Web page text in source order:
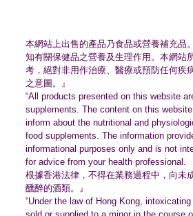
本網站上出售的產品乃食品或營養補充品。
知有關保健品之營養及生理作用。 本網站
考，絕對非用作治療、 醫療或預防任何疾
之意圖。』
“All products presented on this website
supplements. The content on this
inform about the nutritional and
food supplements. The information
informational purposes only and is not
for advice from your health professional.
根據香港法律，不得在業務過程中， 向未
醺醉的酒類。』
“Under the law of Hong Kong,